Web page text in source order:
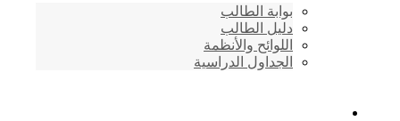
بوابة الطالب
دليل الطالب
اللوائح والأنظمة
الجداول الدراسية
إتصـــل بنــا …